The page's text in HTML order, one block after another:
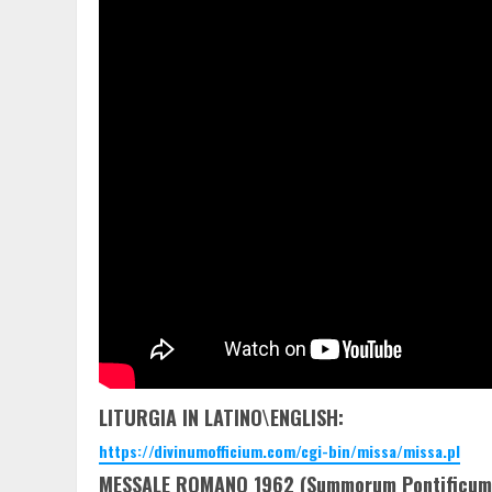
LITURGIA IN LATINO\ENGLISH:
https://divinumofficium.com/cgi-bin/missa/missa.pl
MESSALE ROMANO 1962 (Summorum